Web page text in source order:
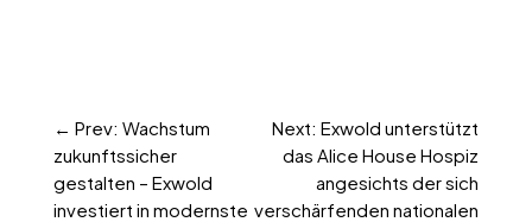
← Prev: Wachstum
zukunftssicher
gestalten – Exwold
investiert in modernste
Next: Exwold unterstützt
das Alice House Hospiz
angesichts der sich
verschärfenden nationalen